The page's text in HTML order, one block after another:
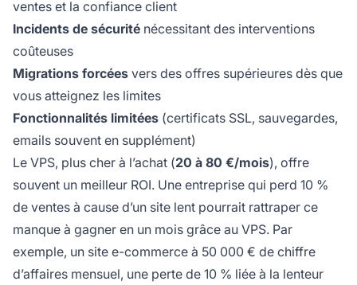
ventes et la confiance client
Incidents de sécurité nécessitant des interventions
coûteuses
Migrations forcées vers des offres supérieures dès que
vous atteignez les limites
Fonctionnalités limitées (certificats SSL, sauvegardes,
emails souvent en supplément)
Le VPS, plus cher à l’achat (20 à 80 €/mois), offre
souvent un meilleur ROI. Une entreprise qui perd 10 %
de ventes à cause d’un site lent pourrait rattraper ce
manque à gagner en un mois grâce au VPS. Par
exemple, un site e-commerce à 50 000 € de chiffre
d’affaires mensuel, une perte de 10 % liée à la lenteur